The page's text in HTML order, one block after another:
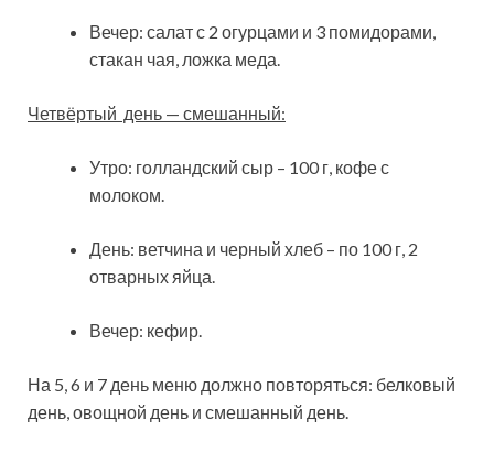
Вечер: салат с 2 огурцами и 3 помидорами,
стакан чая, ложка меда.
Четвёртый день — смешанный:
Утро: голландский сыр – 100 г, кофе с
молоком.
День: ветчина и черный хлеб – по 100 г, 2
отварных яйца.
Вечер: кефир.
На 5, 6 и 7 день меню должно повторяться: белковый
день, овощной день и смешанный день.